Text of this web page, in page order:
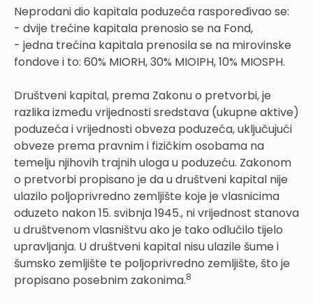
Neprodani dio kapitala poduzeća raspoređivao se:
- dvije trećine kapitala prenosio se na Fond,
- jedna trećina kapitala prenosila se na mirovinske
fondove i to: 60% MIORH, 30% MIOIPH, 10% MIOSPH.
Društveni kapital, prema Zakonu o pretvorbi, je
razlika između vrijednosti sredstava (ukupne aktive)
poduzeća i vrijednosti obveza poduzeća, uključujući
obveze prema pravnim i fizičkim osobama na
temelju njihovih trajnih uloga u poduzeću. Zakonom
o pretvorbi propisano je da u društveni kapital nije
ulazilo poljoprivredno zemljište koje je vlasnicima
oduzeto nakon 15. svibnja 1945., ni vrijednost stanova
u društvenom vlasništvu ako je tako odlučilo tijelo
upravljanja. U društveni kapital nisu ulazile šume i
šumsko zemljište te poljoprivredno zemljište, što je
propisano posebnim zakonima.8